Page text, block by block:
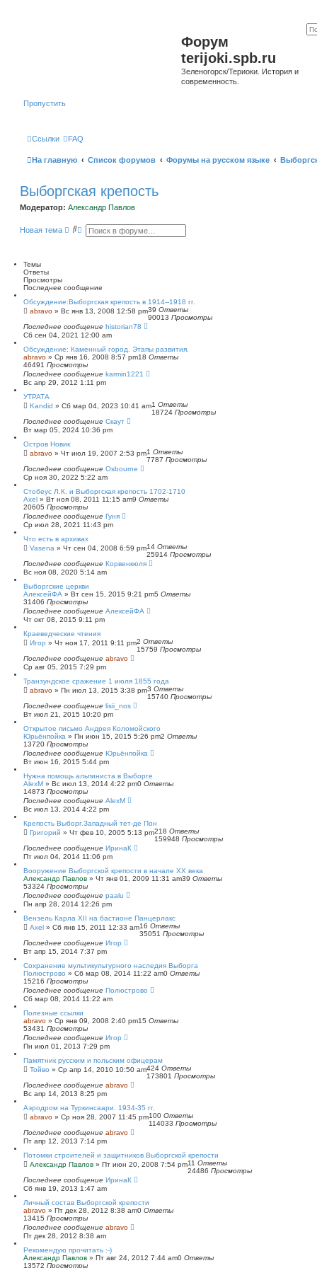
Форум
terijoki.spb.ru
Зеленогорск/Териоки. История и
современность.
Пропустить
Ссылки FAQ
На главную Список форумов Форумы на русском языке
Выборгская крепость
Модератор: Александр Павлов
Новая тема
П Р
н
ы
й
о
и
с
к
Темы
Ответы
Просмотры
Последнее сообщение
Обсуждение:Выборгская крепость в 1914--1918 гг.
abravo » Вс янв 13, 2008 12:58 pm39 Ответы
90013 Просмотры
Последнее сообщение historian78
Сб сен 04, 2021 12:00 am
Обсуждение: Каменный город. Этапы развития.
abravo » Ср янв 16, 2008 8:57 pm18 Ответы
46491 Просмотры
Последнее сообщение karmin1221
Вс апр 29, 2012 1:11 pm
УТРАТА
Kandid » Сб мар 04, 2023 10:41 am1 Ответы
18724 Просмотры
Последнее сообщение Скаут
Вт мар 05, 2024 10:36 pm
Остров Новик
abravo » Чт июл 19, 2007 2:53 pm1 Ответы
7787 Просмотры
Последнее сообщение Osbourne
Ср ноя 30, 2022 5:22 am
Стобеус Л.К. и Выборгская крепость 1702-1710
Axel » Вт ноя 08, 2011 11:15 am9 Ответы
20605 Просмотры
Последнее сообщение Гуня
Ср июл 28, 2021 11:43 pm
Что есть в архивах
Vasena » Чт сен 04, 2008 6:59 pm14 Ответы
25914 Просмотры
Последнее сообщение Корвенкюля
Вс ноя 08, 2020 5:14 am
Выборгские церкви
АлексейФА » Вт сен 15, 2015 9:21 pm5 Ответы
31406 Просмотры
Последнее сообщение АлексейФА
Чт окт 08, 2015 9:11 pm
Краеведческие чтения
Игор » Чт ноя 17, 2011 9:11 pm2 Ответы
15759 Просмотры
Последнее сообщение abravo
Ср авг 05, 2015 7:29 pm
Транзундское сражение 1 июля 1855 года
abravo » Пн июл 13, 2015 3:38 pm3 Ответы
15740 Просмотры
Последнее сообщение lisii_nos
Вт июл 21, 2015 10:20 pm
Открытое письмо Андрея Коломойского
Юрьёнпойка » Пн июн 15, 2015 5:26 pm2 Ответы
13720 Просмотры
Последнее сообщение Юрьёнпойка
Вт июн 16, 2015 5:44 pm
Нужна помощь альпиниста в Выборге
AlexM » Вс июл 13, 2014 4:22 pm0 Ответы
14873 Просмотры
Последнее сообщение AlexM
Вс июл 13, 2014 4:22 pm
Крепость Выборг.Западный тет-де Пон
Григорий » Чт фев 10, 2005 5:13 pm218 Ответы
159948 Просмотры
Последнее сообщение ИринаК
Пт июл 04, 2014 11:06 pm
Вооружение Выборгской крепости в начале ХХ века
Александр Павлов » Чт янв 01, 2009 11:31 am39 Ответы
53324 Просмотры
Последнее сообщение paalu
Пн апр 28, 2014 12:26 pm
Вензель Карла XII на бастионе Панцерлакс
Axel » Сб янв 15, 2011 12:33 am16 Ответы
35051 Просмотры
Последнее сообщение Игор
Вт апр 15, 2014 7:37 pm
Сохранение мультикультурного наследия Выборга
Полюстрово » Сб мар 08, 2014 11:22 am0 Ответы
15216 Просмотры
Последнее сообщение Полюстрово
Сб мар 08, 2014 11:22 am
Полезные ссылки
abravo » Ср янв 09, 2008 2:40 pm15 Ответы
53431 Просмотры
Последнее сообщение Игор
Пн июл 01, 2013 7:29 pm
Памятник русским и польским офицерам
Тойво » Ср апр 14, 2010 10:50 am424 Ответы
173801 Просмотры
Последнее сообщение abravo
Вс апр 14, 2013 8:25 pm
Аэродром на Туркинсаари. 1934-35 гг.
abravo » Ср ноя 28, 2007 11:45 pm100 Ответы
114033 Просмотры
Последнее сообщение abravo
Пт апр 12, 2013 7:14 pm
Потомки строителей и защитников Выборгской крепости
Александр Павлов » Пт июн 20, 2008 7:54 pm11 Ответы
24486 Просмотры
Последнее сообщение ИринаК
Сб янв 19, 2013 1:47 am
Личный состав Выборгской крепости
abravo » Пт дек 28, 2012 8:38 am0 Ответы
13415 Просмотры
Последнее сообщение abravo
Пт дек 28, 2012 8:38 am
Рекомендую прочитать :-)
Александр Павлов » Пт авг 24, 2012 7:44 am0 Ответы
13572 Просмотры